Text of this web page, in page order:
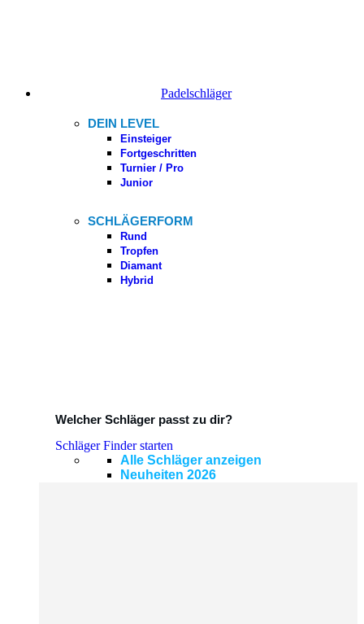
Padelschläger
DEIN LEVEL
Einsteiger
Fortgeschritten
Turnier / Pro
Junior
SCHLÄGERFORM
Rund
Tropfen
Diamant
Hybrid
Welcher Schläger passt zu dir?
Schläger Finder starten
Alle Schläger anzeigen
Neuheiten 2026